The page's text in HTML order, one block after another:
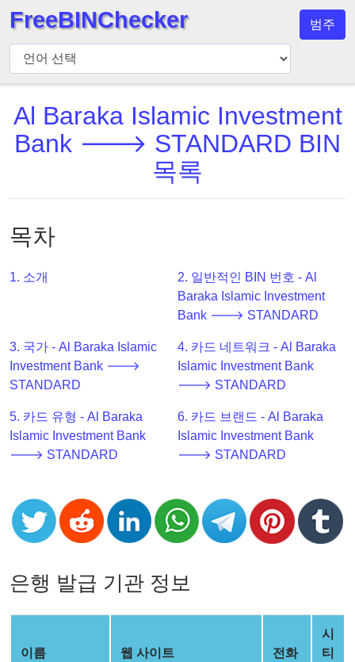
BIN
검
사
기
BIN
검
BIN
호
API
BIN
Checker
v2
BIN
CC
Generator
Credit
Validator
Credit
Card
FreeBINChecker 범주
Al Baraka Islamic Investment
Bank 🡒 STANDARD BIN
목록
목차
1. 소개
2. 일반적인 BIN 번호 - Al
Baraka Islamic Investment
Bank 🡒 STANDARD
3. 국가 - Al Baraka Islamic
Investment Bank 🡒
STANDARD
4. 카드 네트워크 - Al Baraka
Islamic Investment Bank
🡒 STANDARD
5. 카드 유형 - Al Baraka
Islamic Investment Bank
🡒 STANDARD
6. 카드 브랜드 - Al Baraka
Islamic Investment Bank
🡒 STANDARD
은행 발급 기관 정보
이름 웹 사이트 전화
시
티